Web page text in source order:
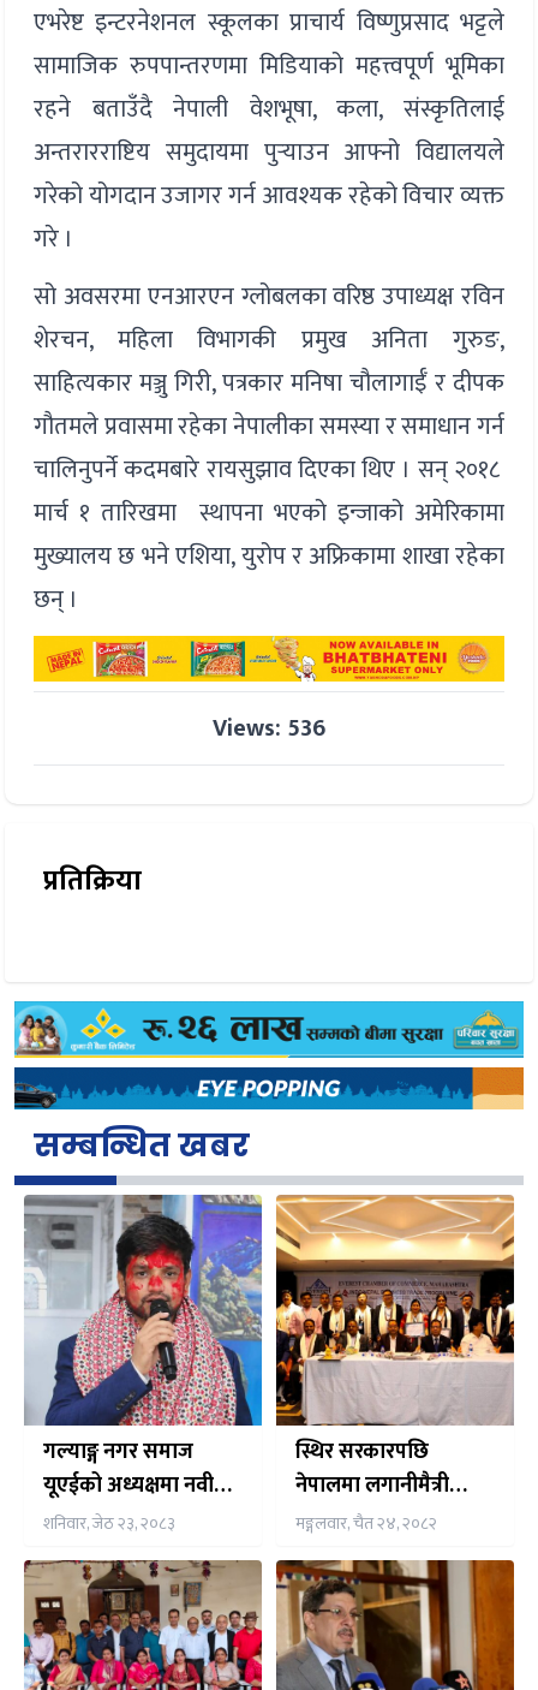
एभरेष्ट इन्टरनेशनल स्कूलका प्राचार्य विष्णुप्रसाद भट्टले
सामाजिक रुपपान्तरणमा मिडियाको महत्त्वपूर्ण भूमिका
रहने बताउँदै नेपाली वेशभूषा, कला, संस्कृतिलाई
अन्तरारराष्टिय समुदायमा पुर्‍याउन आफ्नो विद्यालयले
गरेको योगदान उजागर गर्न आवश्यक रहेको विचार व्यक्त
गरे ।
सो अवसरमा एनआरएन ग्लोबलका वरिष्ठ उपाध्यक्ष रविन
शेरचन, महिला विभागकी प्रमुख अनिता गुरुङ,
साहित्यकार मञ्जु गिरी, पत्रकार मनिषा चौलागाईँ र दीपक
गौतमले प्रवासमा रहेका नेपालीका समस्या र समाधान गर्न
चालिनुपर्ने कदमबारे रायसुझाव दिएका थिए । सन् २०१८
मार्च १ तारिखमा स्थापना भएको इन्जाको अमेरिकामा
मुख्यालय छ भने एशिया, युरोप र अफ्रिकामा शाखा रहेका
छन् ।
Views: 536
प्रतिक्रिया
सम्बन्धित खबर
गल्याङ्ग नगर समाज
यूएईको अध्यक्षमा नवीन
न्यौपाने निर्विरोध निर्वाचित
शनिवार, जेठ २३, २०८३
स्थिर सरकारपछि
नेपालमा लगानीमैत्री
वातावरण सुदृढः राजदूत
शर्मा
मङ्गलवार, चैत २४, २०८२